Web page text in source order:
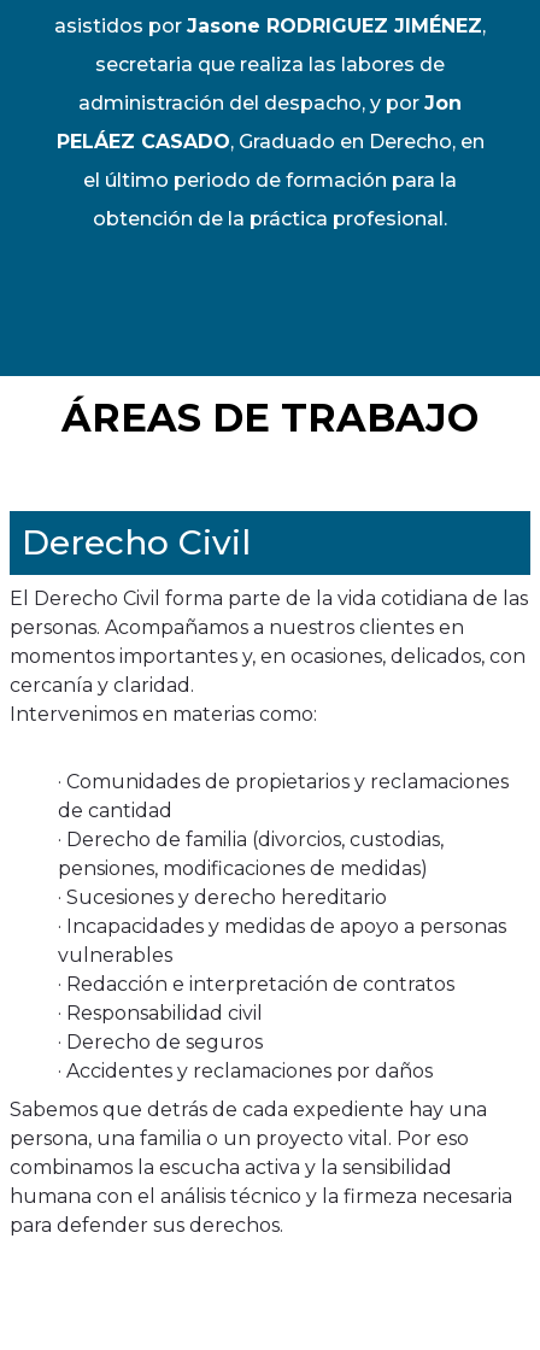
asistidos por Jasone RODRIGUEZ JIMÉNEZ,
secretaria que realiza las labores de
administración del despacho, y por Jon
PELÁEZ CASADO, Graduado en Derecho, en
el último periodo de formación para la
obtención de la práctica profesional.
ÁREAS DE TRABAJO
Derecho Civil
El Derecho Civil forma parte de la vida cotidiana de las
personas. Acompañamos a nuestros clientes en
momentos importantes y, en ocasiones, delicados, con
cercanía y claridad.
Intervenimos en materias como:
· Comunidades de propietarios y reclamaciones
de cantidad
· Derecho de familia (divorcios, custodias,
pensiones, modificaciones de medidas)
· Sucesiones y derecho hereditario
· Incapacidades y medidas de apoyo a personas
vulnerables
· Redacción e interpretación de contratos
· Responsabilidad civil
· Derecho de seguros
· Accidentes y reclamaciones por daños
Sabemos que detrás de cada expediente hay una
persona, una familia o un proyecto vital. Por eso
combinamos la escucha activa y la sensibilidad
humana con el análisis técnico y la firmeza necesaria
para defender sus derechos.